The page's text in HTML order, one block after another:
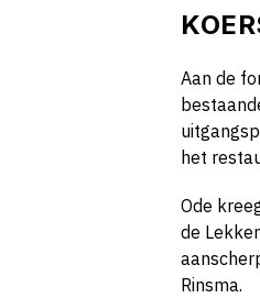
Aan de
het
Ode
de
Rinsma.